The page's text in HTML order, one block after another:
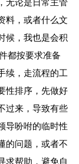
无论是日常主管
料，或者什么文
候，我也是会积
都按要求准备
续，走流程的工
性排序，先做好
过来，导致有些
导吩咐的临时性
的问题，或者不
求帮助，避免自